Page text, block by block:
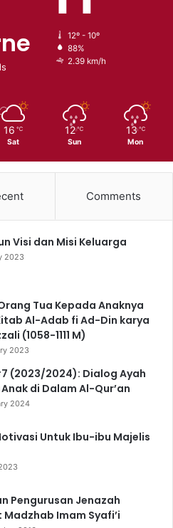
12º - 10º
88%
2.39 km/h
16 ℃
Sat
12 ℃
Sun
13 ℃
Mon
Comments
Visi dan Misi Keluarga
2023
Tua Kepada Anaknya
Al-Adab fi Ad-Din karya
(1058-1111 M)
2023
(2023/2024): Dialog Ayah
di Dalam Al-Qur’an
2024
Untuk Ibu-ibu Majelis
Pengurusan Jenazah
Madzhab Imam Syafi’i